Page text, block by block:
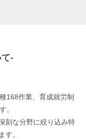
-
168作業、育成就労制
。
刻な分野に絞り込み特
す。